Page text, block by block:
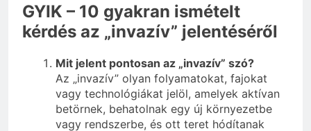
GYIK – 10 gyakran ismételt
kérdés az „invazív” jelentéséről
Mit jelent pontosan az „invazív” szó?
Az „invazív” olyan folyamatokat, fajokat
vagy technológiákat jelöl, amelyek aktívan
betörnek, behatolnak egy új környezetbe
vagy rendszerbe, és ott teret hódítanak